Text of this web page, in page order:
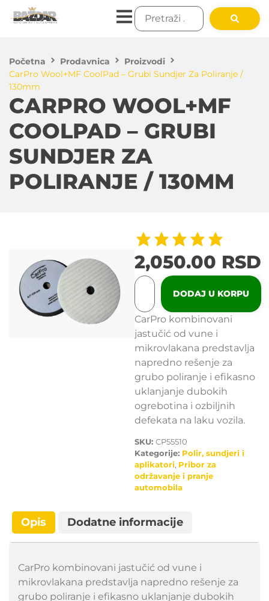
Početna Prodavnica
Proizvodi
CarPro Wool+MF CoolPad – Grubi Sundjer Za Poliranje /
130mm
CARPRO WOOL+MF
COOLPAD – GRUBI
SUNDJER ZA
POLIRANJE / 130MM
2,050.00 RSD
DODAJ U KORPU
CarPro kombinovani
jastučić od vune i
mikrovlakana predstavlja
napredno rešenje za
grubo poliranje i efikasno
uklanjanje dubokih
ogrebotina i ozbiljnih
defekata na laku vozila.
SKU: CP55510
Kategorije: Polir, sundjeri i
aplikatori, Pribor za
održavanje i pranje
automobila
Opis Dodatne informacije
CarPro kombinovani jastučić od vune i
mikrovlakana predstavlja napredno rešenje za
grubo poliranje i efikasno uklanjanje dubokih